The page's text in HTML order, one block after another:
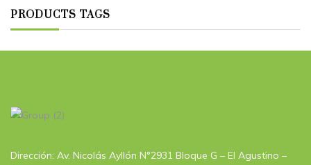
PRODUCTS TAGS
Dirección: Av. Nicolás Ayllón N°2931 Bloque G – El Agustino –